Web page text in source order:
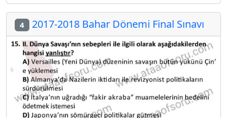
4 2017-2018 Bahar Dönemi Final Sınavı